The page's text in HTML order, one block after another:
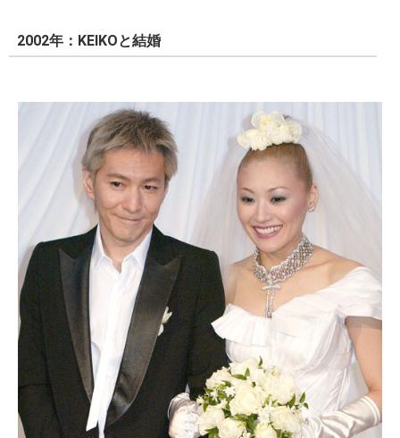
2002年：KEIKOと結婚